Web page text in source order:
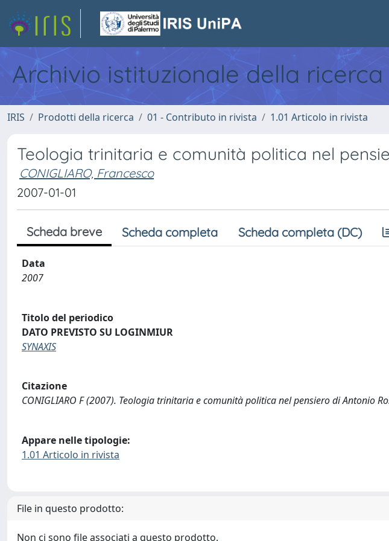
Archivio istituzionale della
IRIS Prodotti della ricerca 01 - Contributo in rivista 1.01 Articolo in rivista
Teologia trinitaria e comunità politica nel
CONIGLIARO, Francesco
2007-01-01
Scheda breve Scheda completa Scheda completa (DC)
Data
2007
Titolo del periodico
DATO PREVISTO SU LOGINMIUR
SYNAXIS
Citazione
CONIGLIARO F (2007). Teologia trinitaria e comunità politica nel pensiero di Antonio
Appare nelle tipologie:
1.01 Articolo in rivista
File in questo prodotto:
Non ci sono file associati a questo prodotto.